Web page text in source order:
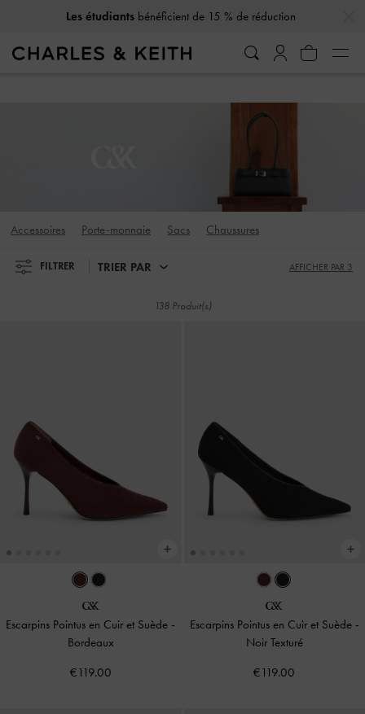
10 % de réductionlorsque vous vous abonnez à notre newsletter*
10 % de réductionlorsque vous vous abonnez à notre newsletter*
Accessoires Porte-monnaie Sacs Chaussures
FILTRER TRIER PAR AFFICHER PAR 3
138 Produit(s)
Escarpins Pointus en Cuir et Suède -
Bordeaux
€119.00
Escarpins Pointus en Cuir et Suède -
Noir Texturé
€119.00